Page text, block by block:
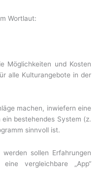
Wortlaut:
Möglichkeiten und Kosten
alle Kulturangebote in der
machen, inwiefern eine
bestehendes System (z.
sinnvoll ist.
sollen Erfahrungen
vergleichbare „App“